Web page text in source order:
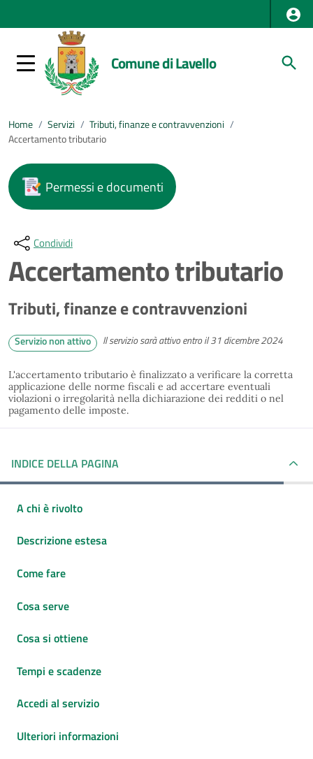
Comune di Lavello
Home / Servizi / Tributi, finanze e contravvenzioni /
Accertamento tributario
Permessi e documenti
Condividi
Accertamento tributario
Tributi, finanze e contravvenzioni
Servizio non attivo Il servizio sarà attivo entro il 31 dicembre 2024
L'accertamento tributario è finalizzato a verificare la corretta
applicazione delle norme fiscali e ad accertare eventuali
violazioni o irregolarità nella dichiarazione dei redditi o nel
pagamento delle imposte.
INDICE DELLA PAGINA
A chi è rivolto
Descrizione estesa
Come fare
Cosa serve
Cosa si ottiene
Tempi e scadenze
Accedi al servizio
Ulteriori informazioni